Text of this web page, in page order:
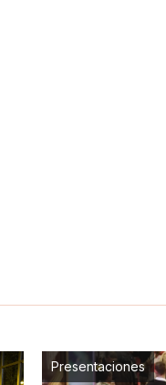
Presentaciones